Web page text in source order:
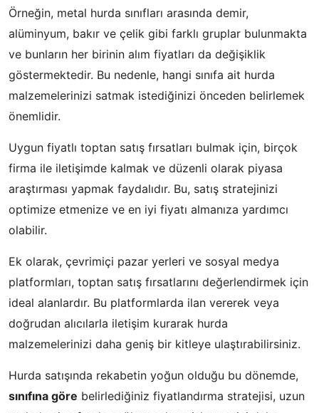
Örneğin, metal hurda sınıfları arasında demir,
alüminyum, bakır ve çelik gibi farklı gruplar bulunmakta
ve bunların her birinin alım fiyatları da değişiklik
göstermektedir. Bu nedenle, hangi sınıfa ait hurda
malzemelerinizi satmak istediğinizi önceden belirlemek
önemlidir.
Uygun fiyatlı toptan satış fırsatları bulmak için, birçok
firma ile iletişimde kalmak ve düzenli olarak piyasa
araştırması yapmak faydalıdır. Bu, satış stratejinizi
optimize etmenize ve en iyi fiyatı almanıza yardımcı
olabilir.
Ek olarak, çevrimiçi pazar yerleri ve sosyal medya
platformları, toptan satış fırsatlarını değerlendirmek için
ideal alanlardır. Bu platformlarda ilan vererek veya
doğrudan alıcılarla iletişim kurarak hurda
malzemelerinizi daha geniş bir kitleye ulaştırabilirsiniz.
Hurda satışında rekabetin yoğun olduğu bu dönemde,
sınıfına göre belirlediğiniz fiyatlandırma stratejisi, uzun